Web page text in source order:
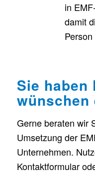
in
damit
Sie haben
wünschen
Gerne beraten wir
Umsetzung der
Unternehmen.
Kontaktformular